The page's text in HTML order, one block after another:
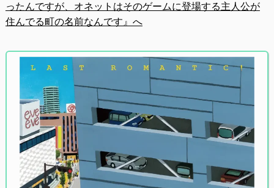
ったんですが、オネットはそのゲームに登場する主人公が
住んでる町の名前なんです』へ